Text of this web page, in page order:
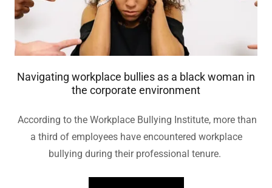
Navigating workplace bullies as a black woman in
the corporate environment
According to the Workplace Bullying Institute, more than
a third of employees have encountered workplace
bullying during their professional tenure.